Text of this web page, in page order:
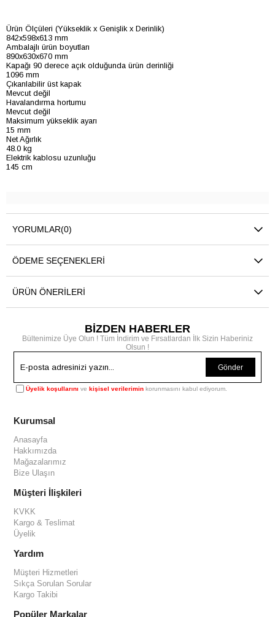
Ürün Ölçüleri (Yükseklik x Genişlik x Derinlik)
842x598x613 mm
Ambalajlı ürün boyutları
890x630x670 mm
Kapağı 90 derece açık olduğunda ürün derinliği
1096 mm
Çıkarılabilir üst kapak
Mevcut değil
Havalandırma hortumu
Mevcut değil
Maksimum yükseklik ayarı
15 mm
Net Ağırlık
48.0 kg
Elektrik kablosu uzunluğu
145 cm
YORUMLAR(0)
ÖDEME SEÇENEKLERI
ÜRÜN ÖNERILERI
BİZDEN HABERLER
Bültenimize Üye Olun ! Tüm İndirim ve Fırsatlardan İlk Sizin Haberiniz
Olsun !
Gönder
Üyelik koşullarını vekişisel verilerimin korunmasını kabul ediyorum.
Kurumsal
Anasayfa
Hakkımızda
Mağazalarımız
Bize Ulaşın
Müşteri İlişkileri
KVKK
Kargo & Teslimat
Üyelik
Yardım
Müşteri Hizmetleri
Sıkça Sorulan Sorular
Kargo Takibi
Popüler Markalar